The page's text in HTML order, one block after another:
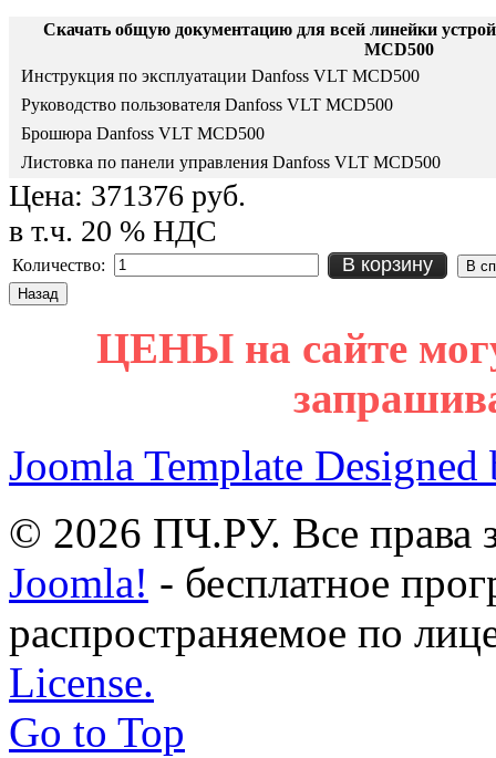
Скачать общую документацию для всей линейки
MCD500
Инструкция по эксплуатации Danfoss VLT MCD500
Руководство пользователя Danfoss VLT MCD500
Брошюра Danfoss VLT MCD500
Листовка по панели управления Danfoss VLT MCD500
Цена: 371376 руб.
в т.ч. 20 % НДС
Количество: В корзину
ЦЕНЫ на сайте
Joomla Template Designed
© 2026 ПЧ.РУ. Все права
Joomla! - бесплатное
распространяемое по
License.
Go to Top